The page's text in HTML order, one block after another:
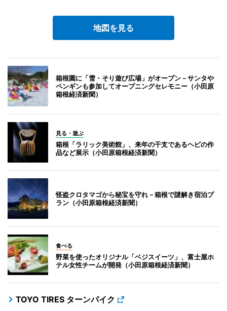
地図を見る
箱根園に「雪・そり遊び広場」がオープン－サンタや
ペンギンも参加してオープニングセレモニー（小田原
箱根経済新聞）
見る・遊ぶ
箱根「ラリック美術館」、来年の干支であるヘビの作
品など展示（小田原箱根経済新聞）
怪盗クロタマゴから秘宝を守れ－箱根で謎解き宿泊プ
ラン（小田原箱根経済新聞）
食べる
野菜を使ったオリジナル「ベジスイーツ」、富士屋ホ
テル女性チームが開発（小田原箱根経済新聞）
TOYO TIRES ターンパイク